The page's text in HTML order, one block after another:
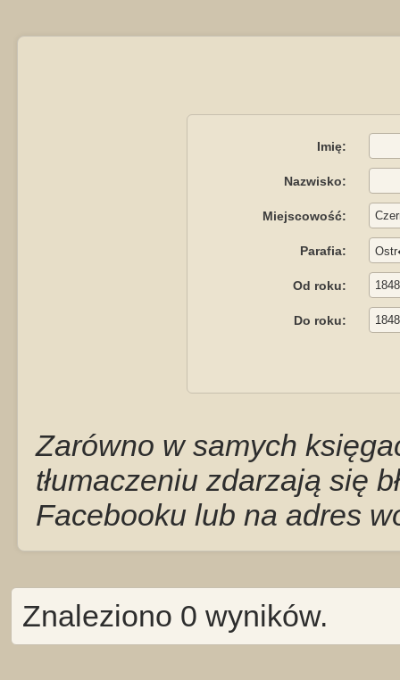
Imię:
Nazwisko:
Miejscowość:
Parafia:
Od roku:
Do roku:
Zarówno w samych
tłumaczeniu zdarzają się
Facebooku lub na adres
Znaleziono 0 wyników.